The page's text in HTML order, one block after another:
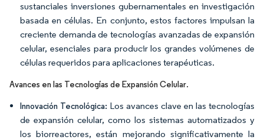
sustanciales inversiones gubernamentales en investigación
basada en células. En conjunto, estos factores impulsan la
creciente demanda de tecnologías avanzadas de expansión
celular, esenciales para producir los grandes volúmenes de
células requeridos para aplicaciones terapéuticas.
Avances en las Tecnologías de Expansión Celular.
Innovación Tecnológica: Los avances clave en las tecnologías
de expansión celular, como los sistemas automatizados y
los biorreactores, están mejorando significativamente la